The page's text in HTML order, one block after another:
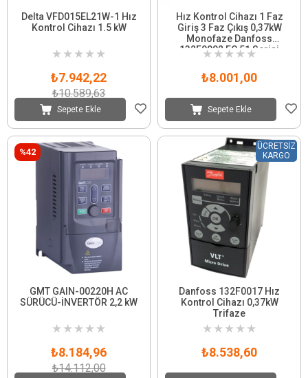
Delta VFD015EL21W-1 Hız
Kontrol Cihazı 1.5 kW
★ ★ ★ ★ ★
₺7.942,22
₺10.589,63
Sepete Ekle
Hız Kontrol Cihazı 1 Faz
Giriş 3 Faz Çıkış 0,37kW
Monofaze Danfoss
132F0002 FC 51 Serisi
★ ★ ★ ★ ★
₺8.001,00
Sepete Ekle
GMT GAIN-00220H AC
SÜRÜCÜ-İNVERTÖR 2,2 kW
★ ★ ★ ★ ★
₺8.184,96
₺14.112,00
%42
Danfoss 132F0017 Hız
Kontrol Cihazı 0,37kW
Trifaze
★ ★ ★ ★ ★
₺8.538,60
ÜCRETSIZ
KARGO